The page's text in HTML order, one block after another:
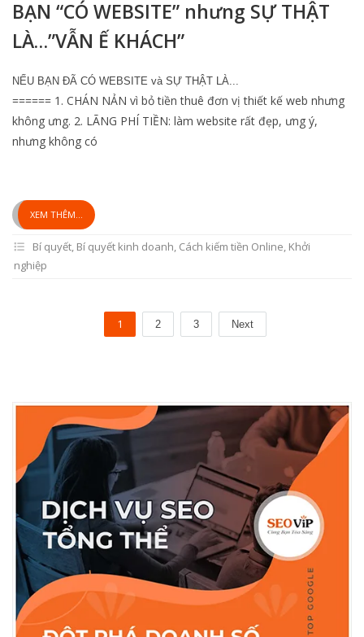
BẠN “CÓ WEBSITE” nhưng SỰ THẬT
LÀ…”VẪN Ế KHÁCH”
NẾU BẠN ĐÃ CÓ WEBSITE và SỰ THẬT LÀ...
====== 1. CHÁN NẢN vì bỏ tiền thuê đơn vị thiết kế web nhưng
không ưng. 2. LÃNG PHÍ TIỀN: làm website rất đẹp, ưng ý,
nhưng không có
XEM THÊM...
Bí quyết, Bí quyết kinh doanh, Cách kiếm tiền Online, Khởi
nghiệp
1 2 3 Next